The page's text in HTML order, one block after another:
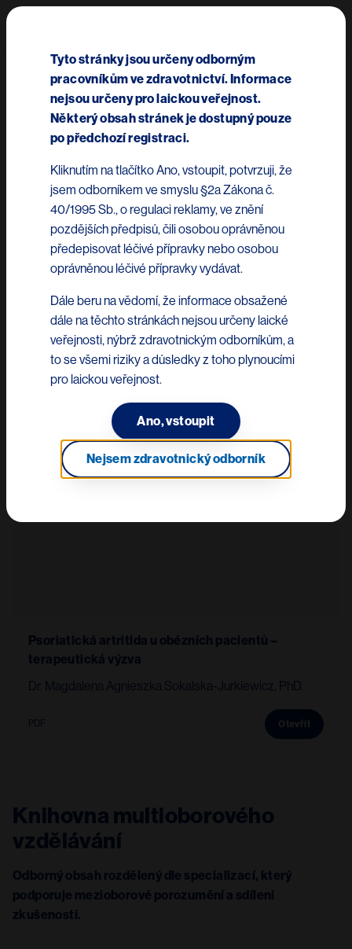
Přejít k hlavnímu obsahu
PrimeTime Academy
Obezitologie
Image
Psoriatická artritida u obézních pacientů –
terapeutická výzva
Dr. Magdalena Agnieszka Sokalska-Jurkiewicz, PhD.
PDF Otevřít
Knihovna multioborového
vzdělávání
Odborný obsah rozdělený dle specializací, který
podporuje mezioborové porozumění a sdílení
zkušeností.
Tyto stránky jsou určeny odborným
pracovníkům ve zdravotnictví. Informace
nejsou určeny pro laickou veřejnost.
Některý obsah stránek je dostupný pouze
po předchozí registraci.
Kliknutím na tlačítko Ano, vstoupit, potvrzuji, že
jsem odborníkem ve smyslu §2a Zákona č.
40/1995 Sb., o regulaci reklamy, ve znění
pozdějších předpisů, čili osobou oprávněnou
předepisovat léčivé přípravky nebo osobou
oprávněnou léčivé přípravky vydávat.
Dále beru na vědomí, že informace obsažené
dále na těchto stránkách nejsou určeny laické
veřejnosti, nýbrž zdravotnickým odborníkům, a
to se všemi riziky a důsledky z toho plynoucími
pro laickou veřejnost.
Ano, vstoupit
Nejsem zdravotnický odborník